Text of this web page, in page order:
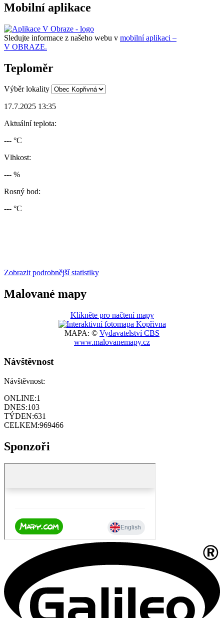
Mobilní aplikace
Sledujte informace z našeho webu v mobilní aplikaci –
V OBRAZE.
Teploměr
Výběr lokality
17.7.2025 13:35
Aktuální teplota:
--- °C
Vlhkost:
--- %
Rosný bod:
--- °C
Zobrazit podrobnější statistiky
Malované mapy
Klikněte pro načtení mapy
MAPA: © Vydavatelství CBS
www.malovanemapy.cz
Návštěvnost
Návštěvnost:
ONLINE:1
DNES:103
TÝDEN:631
CELKEM:969466
Sponzoři